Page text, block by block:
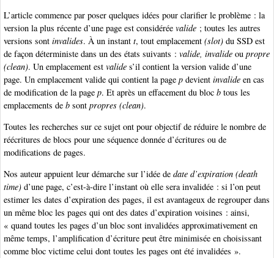
L’article commence par poser quelques idées pour clarifier le problème : la
version la plus récente d’une page est considérée valide ; toutes les autres
versions sont invalides. À un instant t, tout emplacement (slot) du SSD est
de façon déterministe dans un des états suivants : valide, invalide ou propre
(clean). Un emplacement est valide s’il contient la version valide d’une
page. Un emplacement valide qui contient la page p devient invalide en cas
de modification de la page p. Et après un effacement du bloc b tous les
emplacements de b sont propres (clean).
Toutes les recherches sur ce sujet ont pour objectif de réduire le nombre de
réécritures de blocs pour une séquence donnée d’écritures ou de
modifications de pages.
Nos auteur appuient leur démarche sur l’idée de date d’expiration (death
time) d’une page, c’est-à-dire l’instant où elle sera invalidée : si l’on peut
estimer les dates d’expiration des pages, il est avantageux de regrouper dans
un même bloc les pages qui ont des dates d’expiration voisines : ainsi,
« quand toutes les pages d’un bloc sont invalidées approximativement en
même temps, l’amplification d’écriture peut être minimisée en choisissant
comme bloc victime celui dont toutes les pages ont été invalidées ».